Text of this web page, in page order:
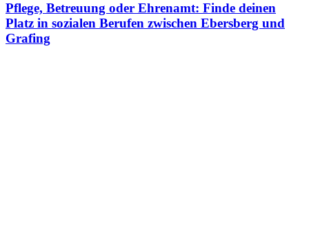
Pflege, Betreuung oder Ehrenamt: Finde deinen
Platz in sozialen Berufen zwischen Ebersberg und
Grafing